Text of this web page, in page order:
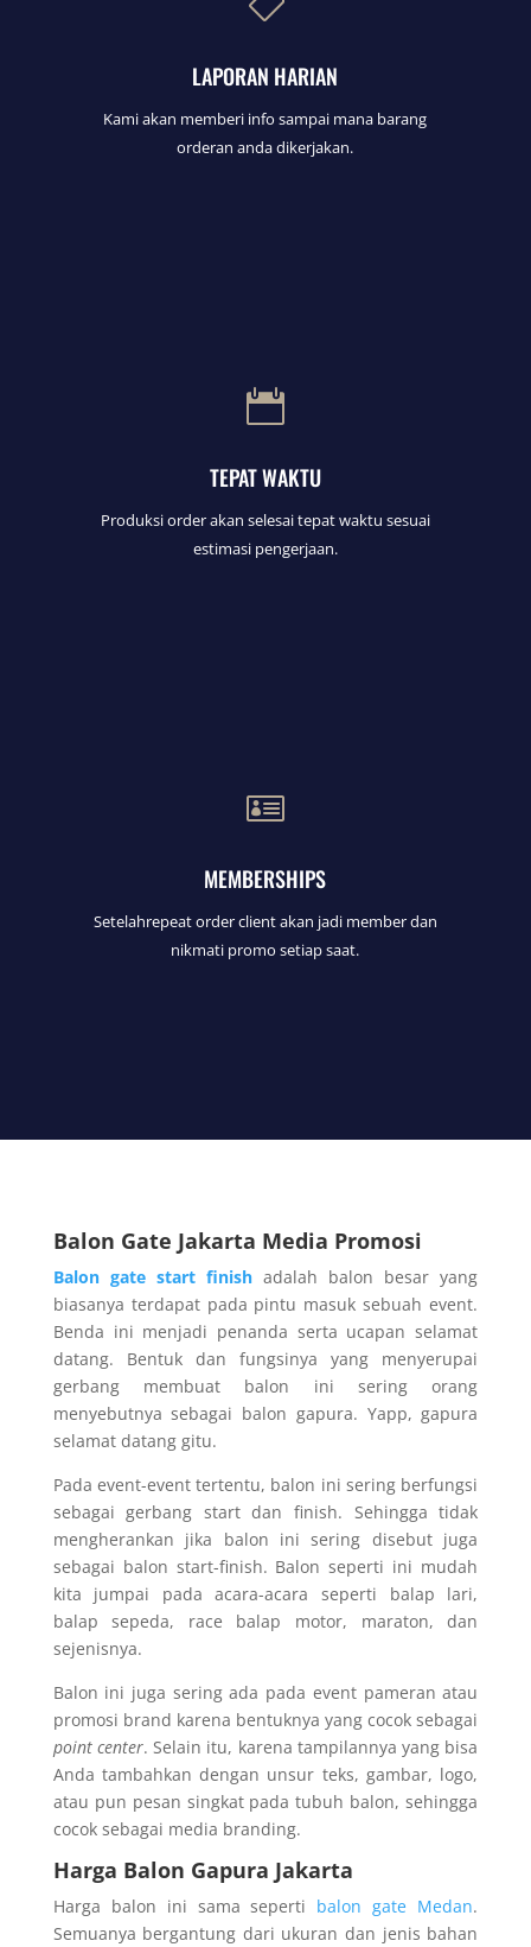
LAPORAN HARIAN
Kami akan memberi info sampai mana barang
orderan anda dikerjakan.

TEPAT WAKTU
Produksi order akan selesai tepat waktu sesuai
estimasi pengerjaan.

MEMBERSHIPS
Setelahrepeat order client akan jadi member dan
nikmati promo setiap saat.
Balon Gate Jakarta Media Promosi
Balon gate start finishadalah balon besar yang
biasanya terdapat pada pintu masuk sebuah event.
Benda ini menjadi penanda serta ucapan selamat
datang. Bentuk dan fungsinya yang menyerupai
gerbang membuat balon ini sering orang
menyebutnya sebagai balon gapura. Yapp, gapura
selamat datang gitu.
Pada event-event tertentu, balon ini sering berfungsi
sebagai gerbang start dan finish. Sehingga tidak
mengherankan jika balon ini sering disebut juga
sebagai balon start-finish. Balon seperti ini mudah
kita jumpai pada acara-acara seperti balap lari,
balap sepeda, race balap motor, maraton, dan
sejenisnya.
Balon ini juga sering ada pada event pameran atau
promosi brand karena bentuknya yang cocok sebagai
point center. Selain itu, karena tampilannya yang bisa
Anda tambahkan dengan unsur teks, gambar, logo,
atau pun pesan singkat pada tubuh balon, sehingga
cocok sebagai media branding.
Harga Balon Gapura Jakarta
Harga balon ini sama seperti balon gate Medan.
Semuanya bergantung dari ukuran dan jenis bahan